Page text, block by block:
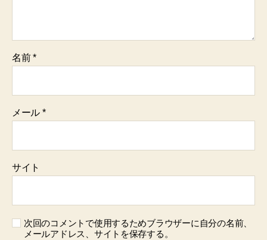
名前*
メール *
サイト
次回のコメントで使用するためブラウザーに自分の名前、
メールアドレス、サイトを保存する。